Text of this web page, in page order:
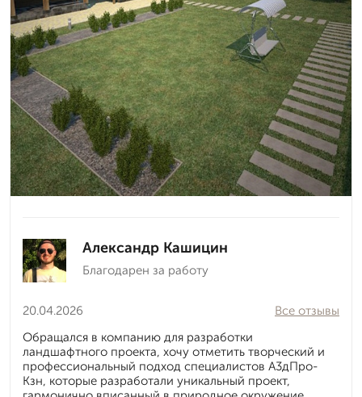
Александр Кашицин
Благодарен за работу
20.04.2026
Все отзывы
Обращался в компанию для разработки
ландшафтного проекта, хочу отметить творческий и
профессиональный подход специалистов А3дПро-
Кзн, которые разработали уникальный проект,